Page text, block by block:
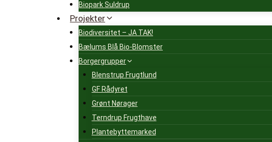
Biopark Suldrup
Projekter
Biodiversitet – JA TAK!
Bælums Blå Bio-Blomster
Borgergrupper
Blenstrup Frugtlund
GF Rådyret
Grønt Nørager
Terndrup Frugthave
Plantebyttemarked